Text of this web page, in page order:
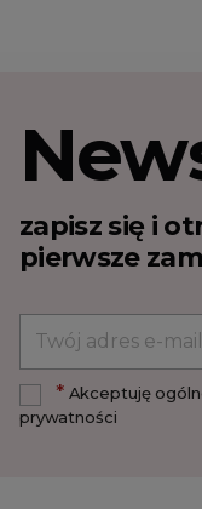
zapisz się i
pierwsze
*Akceptuję
prywatności